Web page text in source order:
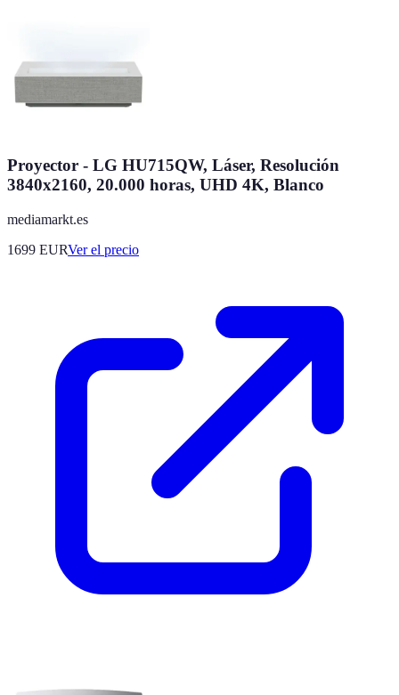
Proyector - LG HU715QW, Láser, Resolución
3840x2160, 20.000 horas, UHD 4K, Blanco
mediamarkt.es
1699 EURVer el precio